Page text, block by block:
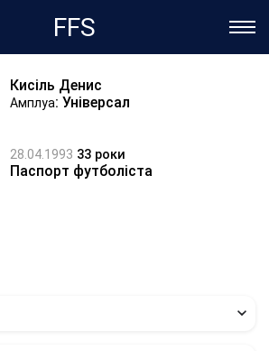
FFS
Кисіль Денис
Амплуа: Універсал
28.04.1993 33 роки
Паспорт футболіста